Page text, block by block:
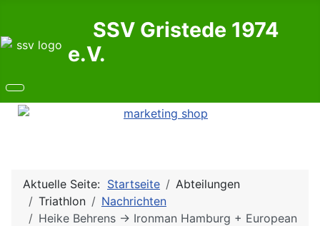
SSV Gristede 1974
e.V.
Aktuelle Seite: Startseite
Abteilungen
Triathlon
Nachrichten
Heike Behrens -> Ironman Hamburg + European